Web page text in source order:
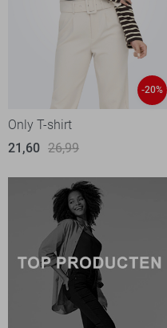
-20%
Only T-shirt
21,60 26,99